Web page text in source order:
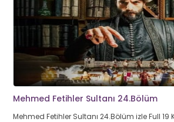
Mehmed Fetihler Sultanı 24.Bölüm
Mehmed Fetihler Sultanı 24.Bölüm izle Full 19